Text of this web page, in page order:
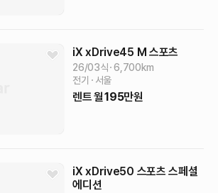
iX xDrive45 M 스포츠
26/03식 6,700km
전기
서울
렌트월195만원
iX xDrive50 스포츠 스페셜
에디션